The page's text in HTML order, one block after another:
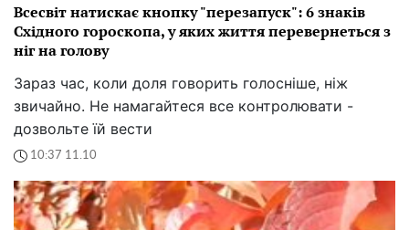
Всесвіт натискає кнопку "перезапуск": 6 знаків
Східного гороскопа, у яких життя перевернеться з
ніг на голову
Зараз час, коли доля говорить голосніше, ніж
звичайно. Не намагайтеся все контролювати -
дозвольте їй вести
10:37 11.10